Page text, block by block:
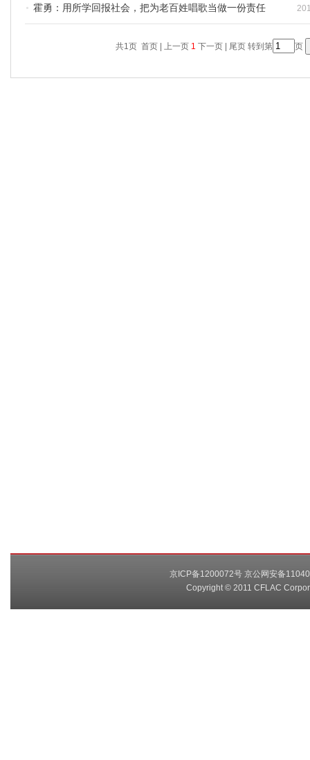
霍勇：用所学回报社会，把为老百姓唱歌当做一份责任
共1页 首页 | 上一页 1 下一页 | 尾页 转到第 页
京ICP备1200072号 京公网安备
Copyright © 2011 CFLAC